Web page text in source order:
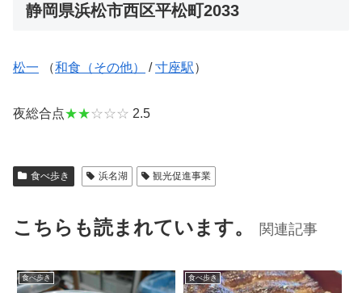
静岡県浜松市西区平松町2033
松一 （和食（その他） /寸座駅）
夜総合点★★☆☆☆ 2.5
食べ歩き 浜名湖 観光促進事業
こちらも読まれています。 関連記事
食べ歩き 食べ歩き